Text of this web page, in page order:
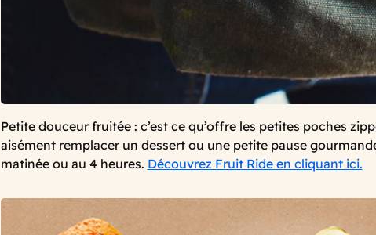
Petite douceur fruitée : c’est ce qu’offre les petites poches
aisément remplacer un dessert ou une petite pause
matinée ou au 4 heures. Découvrez Fruit Ride en cliquant ici.